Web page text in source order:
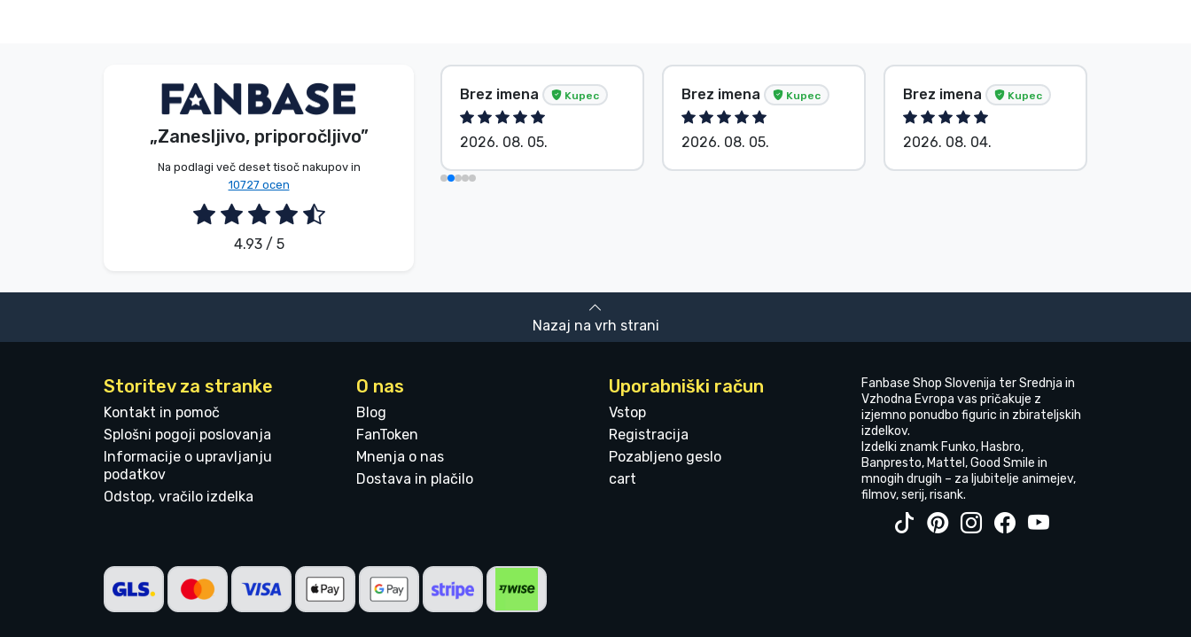
„Zanesljivo, priporočljivo”
Na podlagi več deset tisoč nakupov in
10727 ocen
4.93 / 5
E. Hipságh Kupec
2026. 08. 06.
Brez imena Kupec
2026. 08. 05.
Brez imena Kupec
2026. 08. 05.
Brez imena Kupec
2026. 08. 04.
Nazaj na vrh strani
Storitev za stranke
Kontakt in pomoč
Splošni pogoji poslovanja
Informacije o upravljanju
podatkov
Odstop, vračilo izdelka
O nas
Blog
FanToken
Mnenja o nas
Dostava in plačilo
Uporabniški račun
Vstop
Registracija
Pozabljeno geslo
cart
Fanbase Shop Slovenija ter Srednja in
Vzhodna Evropa vas pričakuje z
izjemno ponudbo figuric in zbirateljskih
izdelkov.
Izdelki znamk Funko, Hasbro,
Banpresto, Mattel, Good Smile in
mnogih drugih – za ljubitelje animejev,
filmov, serij, risank.